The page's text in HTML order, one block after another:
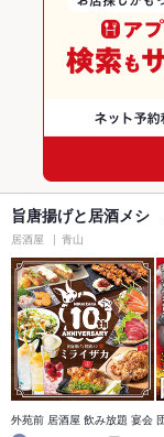
旨唐揚げと居酒メ
居酒屋 青山
外苑前 居酒屋 飲み放題 宴会